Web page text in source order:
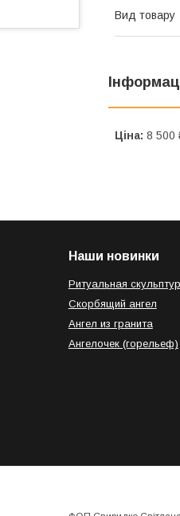
Вид товару
Ціна: 8 500
Наши новинки
Ритуальная
Скорбящий ангел
Ангел из гранита
Ангелочек (горельеф)